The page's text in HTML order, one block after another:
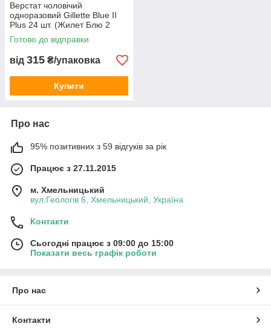
Верстат чоловічий
одноразовий Gillette Blue II
Plus 24 шт. (Жилет Блю 2
плюс 24 шт.) ціна за лист.
Готово до відправки
від 315 ₴/упаковка
Купити
Про нас
95% позитивних з 59 відгуків за рік
Працює з 27.11.2015
м. Хмельницький
вул.Геологів 6, Хмельницький, Україна
Контакти
Сьогодні працює з 09:00 до 15:00
Показати весь графік роботи
Про нас
Контакти